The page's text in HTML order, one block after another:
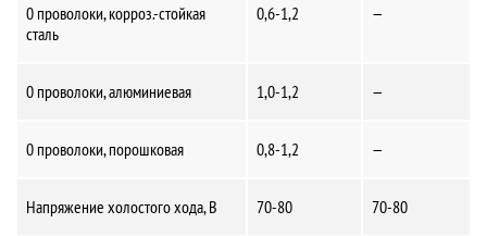
0 проволоки, корроз.-стойкая
сталь
0,6-1,2 —
0 проволоки, алюминиевая 1,0-1,2 —
0 проволоки, порошковая 0,8-1,2 —
Напряжение холостого хода, В 70-80 70-80